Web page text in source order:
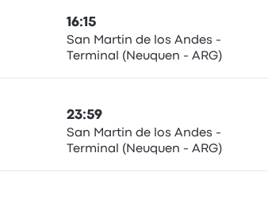
16:15
San Martin de los Andes -
Terminal (Neuquen - ARG)
23:59
San Martin de los Andes -
Terminal (Neuquen - ARG)